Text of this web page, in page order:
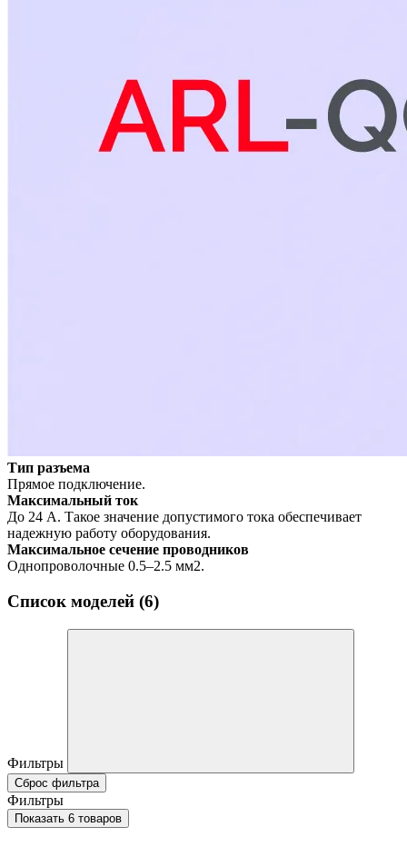
Тип разъема
Прямое подключение.
Максимальный ток
До 24 А. Такое значение допустимого тока обеспечивает
надежную работу оборудования.
Максимальное сечение проводников
Однопроволочные 0.5–2.5 мм2.
Список моделей (6)
Фильтры
Сброс фильтра
Фильтры
Показать 6 товаров